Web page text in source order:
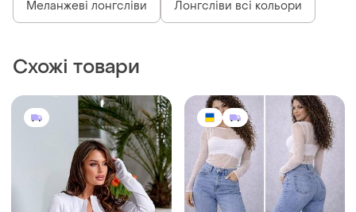
Меланжеві лонгсліви Лонгсліви всі кольори
Схожі товари